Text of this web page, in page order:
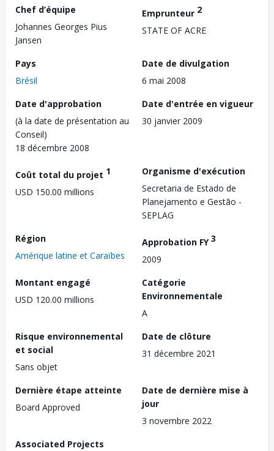
Chef d’équipe
Johannes Georges Pius
Jansen
Emprunteur 2
STATE OF ACRE
Pays
Brésil
Date de divulgation
6 mai 2008
Date d'approbation
(à la date de présentation au
Conseil)
18 décembre 2008
Date d'entrée en vigueur
30 janvier 2009
Coût total du projet 1
USD 150.00 millions
Organisme d'exécution
Secretaria de Estado de
Planejamento e Gestão -
SEPLAG
Région
Amérique latine et Caraïbes
Approbation FY3
2009
Montant engagé
USD 120.00 millions
Catégorie
Environnementale
A
Risque environnemental
et social
Sans objet
Date de clôture
31 décembre 2021
Dernière étape atteinte
Board Approved
Date de dernière mise à
jour
3 novembre 2022
Associated Projects